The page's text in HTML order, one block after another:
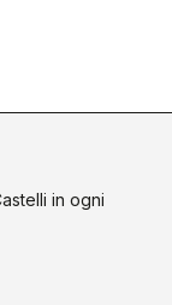
in ogni